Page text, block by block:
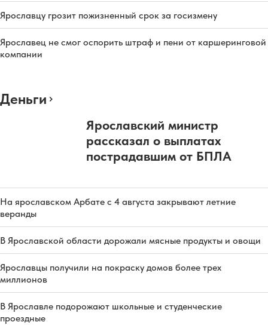
Ярославцу грозит пожизненный срок за госизмену
Ярославец не смог оспорить штраф и пени от каршеринговой
компании
Деньги
Ярославский министр
рассказал о выплатах
пострадавшим от БПЛА
На ярославском Арбате с 4 августа закрывают летние
веранды
В Ярославской области дорожали мясные продукты и овощи
Ярославцы получили на покраску домов более трех
миллионов
В Ярославле подорожают школьные и студенческие
проездные